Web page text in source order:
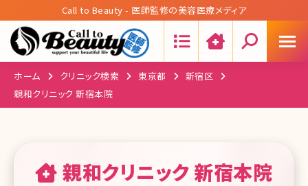
Call to Beauty - 医師監修の美容医療メディア
ホーム クリニック検索 東京都
新宿区
親和クリニック 新宿本院
親和クリニック 新宿本院